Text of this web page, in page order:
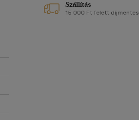
Szállítás
15 000 Ft felett díjmentes